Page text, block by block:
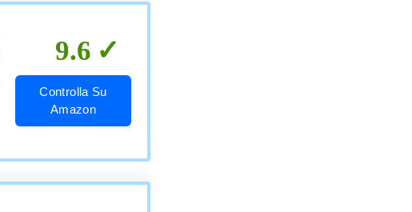
9.6
Controlla Su
Amazon